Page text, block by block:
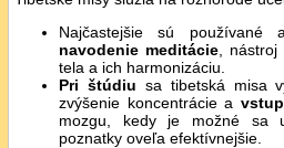
Najčastejšie sú používané
navodenie meditácie ,
tela a ich harmonizáciu.
Pri štúdiu sa tibetská misa
zvýšenie koncentrácie a
mozgu, kedy je možné sa
poznatky oveľa efektívnejšie.